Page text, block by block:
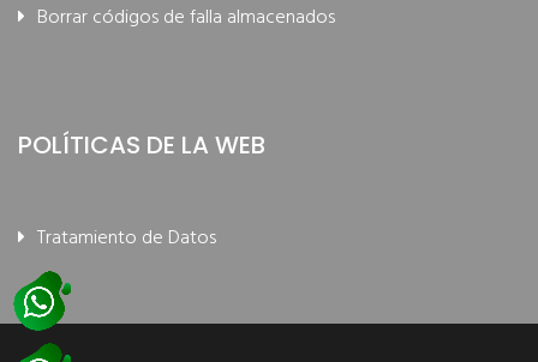
Borrar códigos de falla almacenados
POLÍTICAS DE LA WEB
Tratamiento de Datos